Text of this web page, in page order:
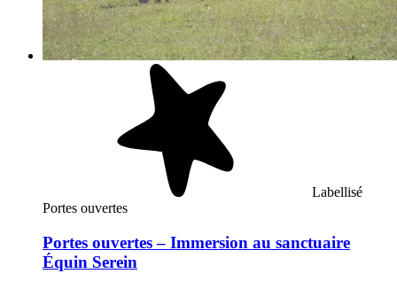
Labellisé
Portes ouvertes
Portes ouvertes – Immersion au sanctuaire
Équin Serein